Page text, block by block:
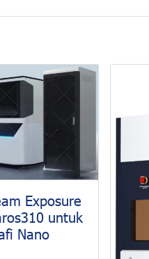
Exposure
untuk
Nano